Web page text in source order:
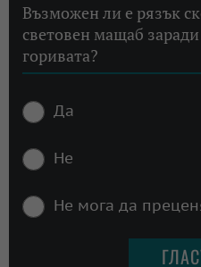
Възможен ли е рязък
световен мащаб
горивата?
Да
Не
Не мога да